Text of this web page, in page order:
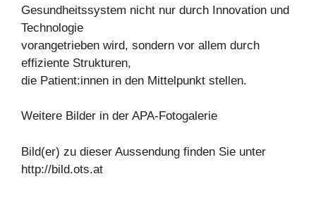
Gesundheitssystem nicht nur durch Innovation und
Technologie
vorangetrieben wird, sondern vor allem durch
effiziente Strukturen,
die Patient:innen in den Mittelpunkt stellen.
Weitere Bilder in der APA-Fotogalerie
Bild(er) zu dieser Aussendung finden Sie unter
http://bild.ots.at